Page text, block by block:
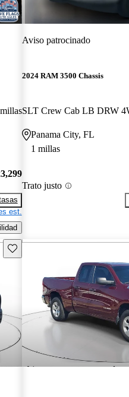
est.
Aviso patrocinado
2024 RAM 3500 Chassis
SLT Crew Cab LB DRW
Panama City, FL
1 millas
Trato justo
Guarda este Aviso